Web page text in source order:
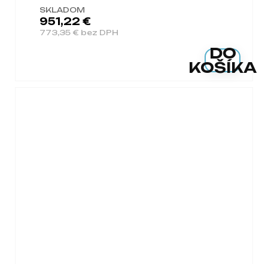
SKLADOM
773,35 € bez DPH
951,22 €
DO
KOŠÍKA